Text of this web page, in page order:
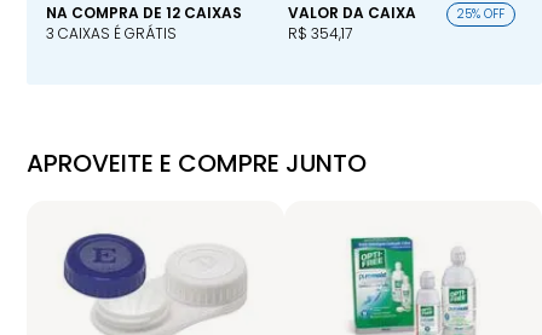
NA COMPRA DE 12 CAIXAS
3 CAIXAS É GRÁTIS
VALOR DA CAIXA
R$ 354,17
25% OFF
APROVEITE E COMPRE JUNTO